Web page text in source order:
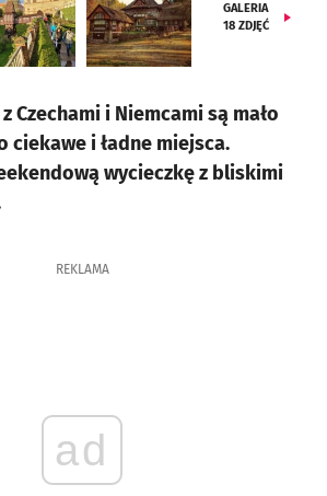
GALERIA
18 ZDJĘĆ
Czechami i Niemcami są mało
ciekawe i ładne miejsca.
wycieczkę z bliskimi
REKLAMA
ad